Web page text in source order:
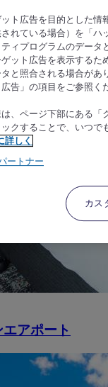
アポート
ト広告を目的とした情
されている場合）を「
ィプログラムのデータ
ット広告を表示するた
と照合される場合があ
告」の項目をご参照く
、ページ下部にある「
クすることで、いつで
詳しく
ートナー
カス